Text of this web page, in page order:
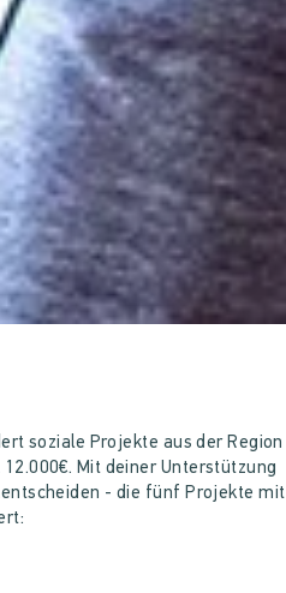
soziale Projekte aus der Region
Mit deiner Unterstützung
- die fünf Projekte mit